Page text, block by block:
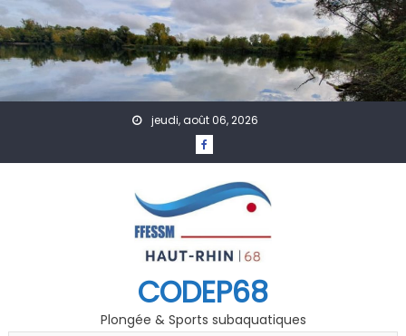
Skip to content
jeudi, août 06, 2026
CODEP68
Plongée & Sports subaquatiques